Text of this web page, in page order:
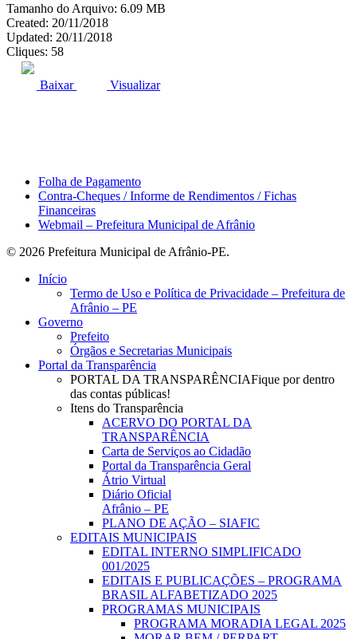
Tamanho do Arquivo: 6.09 MB
Created: 20/11/2018
Updated: 20/11/2018
Cliques: 58
Baixar Visualizar
Folha de Pagamento
Contra-Cheques / Informe de Rendimentos / Fichas
Financeiras
Webmail – Prefeitura Municipal de Afrânio
© 2026 Prefeitura Municipal de Afrânio-PE.
Close
Início
Termo de Uso e Política de Privacidade – Prefeitura de
Afrânio – PE
Governo
Prefeito
Órgãos e Secretarias Municipais
Portal da Transparência
PORTAL DA TRANSPARÊNCIAFique por dentro
das contas públicas!
Itens do Transparência
ACERVO DO PORTAL DA
TRANSPARÊNCIA
Carta de Serviços ao Cidadão
Portal da Transparência Geral
Átrio Virtual
Diário Oficial
Afrânio – PE
PLANO DE AÇÃO – SIAFIC
EDITAIS MUNICIPAIS
EDITAL INTERNO SIMPLIFICADO
001/2025
EDITAIS E PUBLICAÇÕES – PROGRAMA
BRASIL ALFABETIZADO 2025
PROGRAMAS MUNICIPAIS
PROGRAMA MORADIA LEGAL 2025